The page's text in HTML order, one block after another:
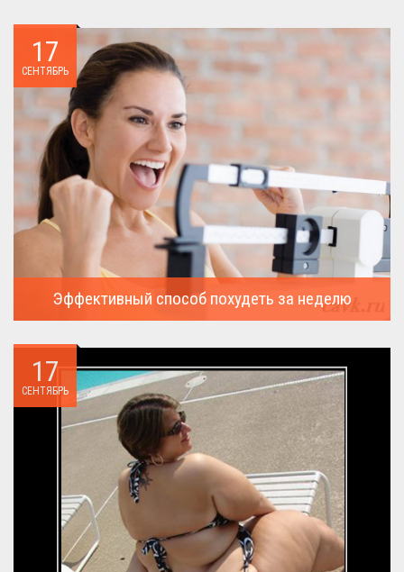
17
СЕНТЯБРЬ
Эффективный способ похудеть за неделю
всегда...
17
СЕНТЯБРЬ